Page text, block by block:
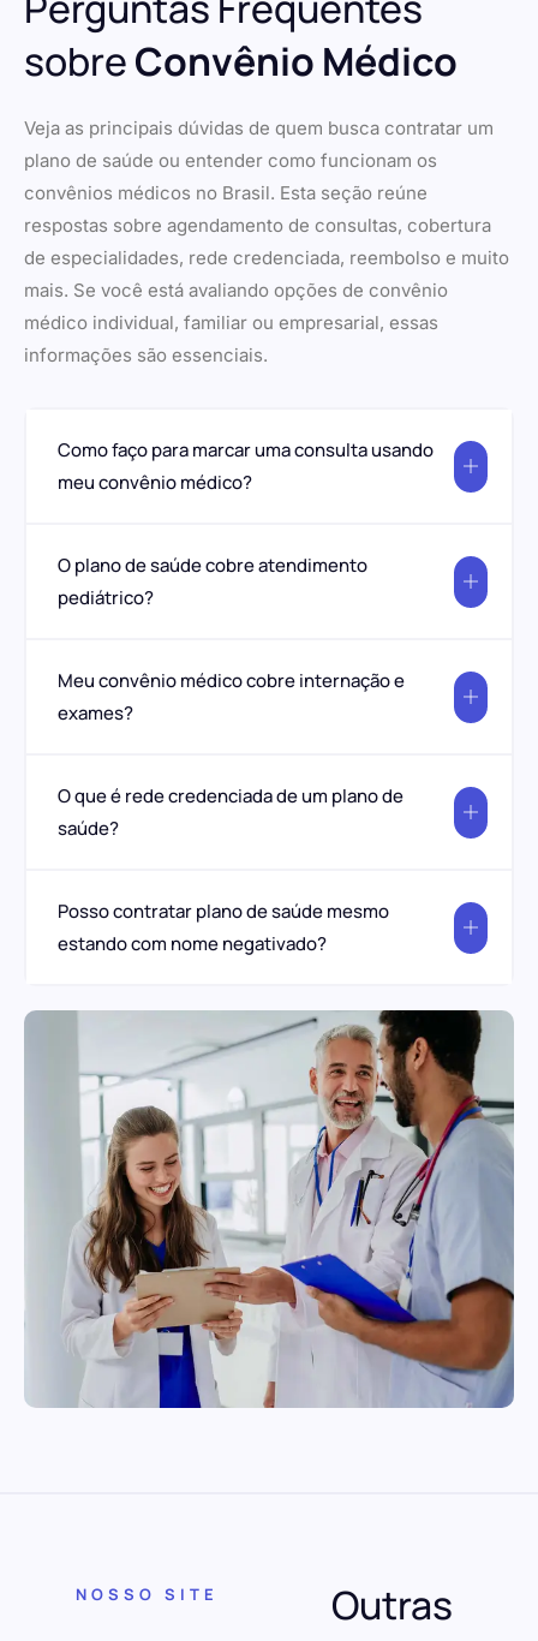
sobreConvênio Médico
Veja as principais dúvidas de quem busca contratar um
plano de saúde ou entender como funcionam os
convênios médicos no Brasil. Esta seção reúne
respostas sobre agendamento de consultas, cobertura
de especialidades, rede credenciada, reembolso e muito
mais. Se você está avaliando opções de convênio
médico individual, familiar ou empresarial, essas
informações são essenciais.
Como faço para marcar uma consulta usando
meu convênio médico?
O plano de saúde cobre atendimento
pediátrico?
Meu convênio médico cobre internação e
exames?
O que é rede credenciada de um plano de
saúde?
Posso contratar plano de saúde mesmo
estando com nome negativado?
NOSSO SITE
Outras